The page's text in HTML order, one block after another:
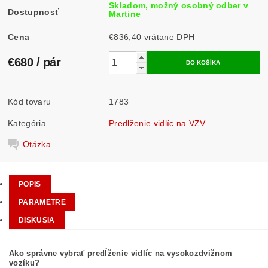
Dostupnosť
Skladom, možný osobný odber v
Martine
Cena €836,40 vrátane DPH
€680 / pár
Kód tovaru 1783
Kategória Predlženie vidlíc na VZV
Otázka
POPIS
PARAMETRE
DISKUSIA
Ako správne vybrať predĺženie vidlíc na vysokozdvižnom
vozíku?